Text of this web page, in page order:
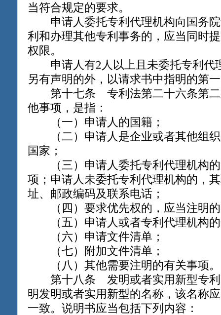
当符合规定的要求。
申请人委托专利代理机构向国务院
利和办理其他专利事务的，应当同时
权限。
申请人有2人以上且未委托专利代
另有声明的外，以请求书中指明的第
第十七条 专利法第二十六条第二
他事项，是指：
（一）申请人的国籍；
（二）申请人是企业或者其他组织
国家；
（三）申请人委托专利代理机构的
项；申请人未委托专利代理机构的，
址、邮政编码及联系电话；
（四）要求优先权的，应当注明的
（五）申请人或者专利代理机构的
（六）申请文件清单；
（七）附加文件清单；
（八）其他需要注明的有关事项。
第十八条 发明或者实用新型专利
明发明或者实用新型的名称，该名称
一致。说明书应当包括下列内容：